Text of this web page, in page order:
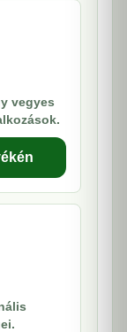
vegyes